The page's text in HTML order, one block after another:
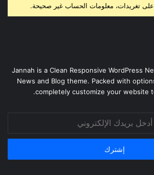
تغريدات، معلومات الحساب غير صحيحة.
Jannah is a Clean Responsive WordPress
News and Blog theme. Packed with
completely customize your website